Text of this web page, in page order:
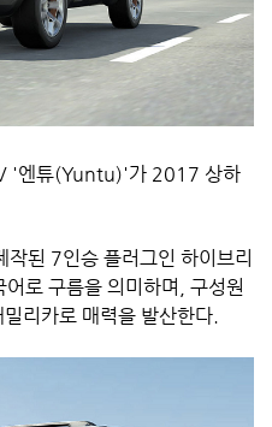
'엔튜(Yuntu)'가 2017 상하
된 7인승 플러그인 하이브리
로 구름을 의미하며, 구성원
리카로 매력을 발산한다.